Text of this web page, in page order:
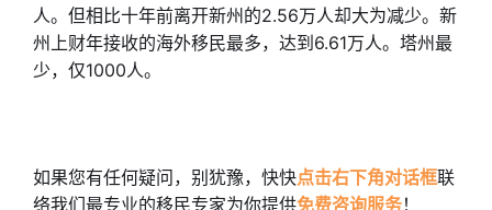
人。但相比十年前离开新州的2.56万人却大为减少。新
州上财年接收的海外移民最多，达到6.61万人。塔州最
少，仅1000人。
如果您有任何疑问，别犹豫，快快点击右下角对话框联
络我们最专业的移民专家为你提供免费咨询服务！